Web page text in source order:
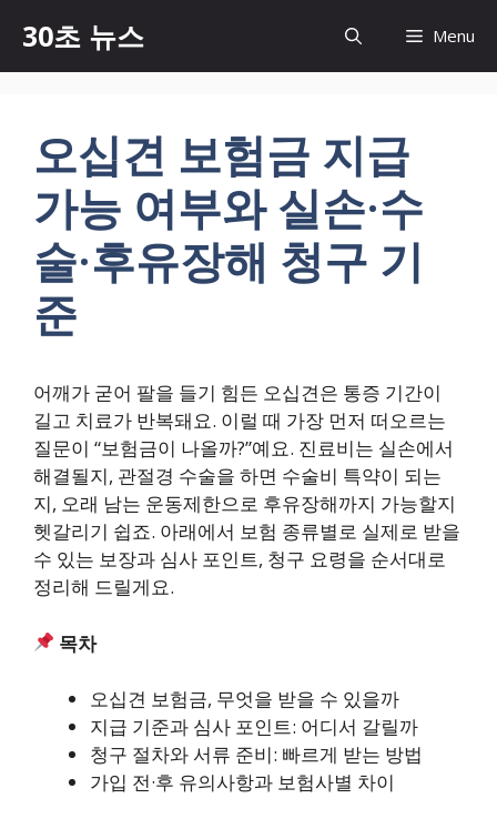
츠
30초 뉴스 Menu
오십견 보험금 지급
가능 여부와 실손·수
술·후유장해 청구 기
준
어깨가 굳어 팔을 들기 힘든 오십견은 통증 기간이
길고 치료가 반복돼요. 이럴 때 가장 먼저 떠오르는
질문이 “보험금이 나올까?”예요. 진료비는 실손에서
해결될지, 관절경 수술을 하면 수술비 특약이 되는
지, 오래 남는 운동제한으로 후유장해까지 가능할지
헷갈리기 쉽죠. 아래에서 보험 종류별로 실제로 받을
수 있는 보장과 심사 포인트, 청구 요령을 순서대로
정리해 드릴게요.
목차
오십견 보험금, 무엇을 받을 수 있을까
지급 기준과 심사 포인트: 어디서 갈릴까
청구 절차와 서류 준비: 빠르게 받는 방법
가입 전·후 유의사항과 보험사별 차이